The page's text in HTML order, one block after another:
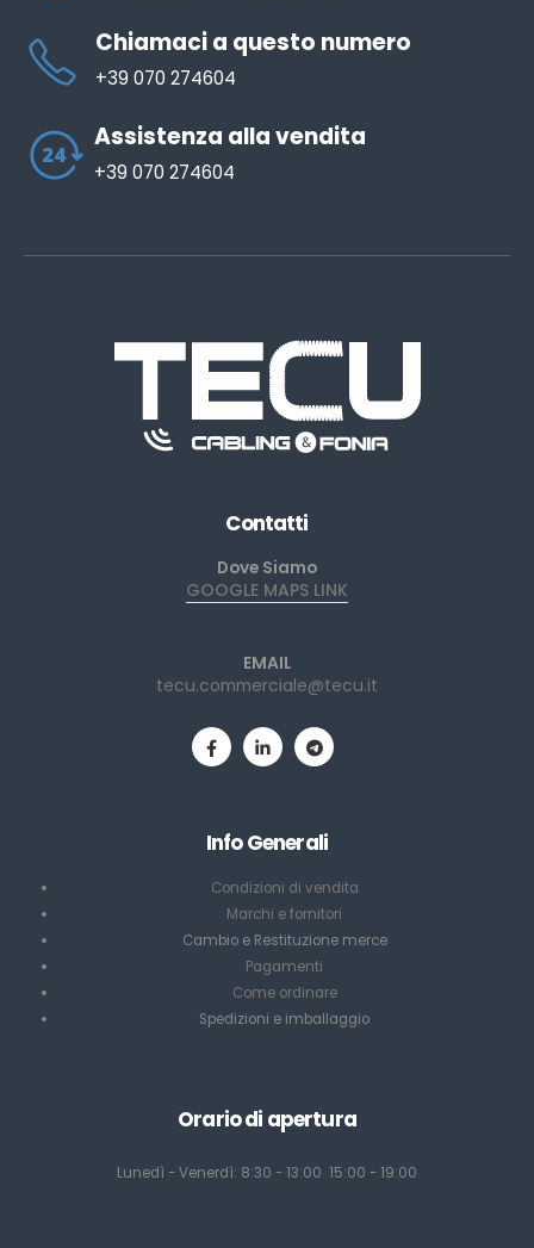
Chiamaci a questo numero
+39 070 274604
Assistenza alla vendita
+39 070 274604
Contatti
Dove Siamo
GOOGLE MAPS LINK
EMAIL
tecu.commerciale@tecu.it
Info Generali
Condizioni di vendita
Marchi e fornitori
Cambio e Restituzione merce
Pagamenti
Come ordinare
Spedizioni e imballaggio
Orario di apertura
Lunedì - Venerdì: 8:30 - 13:00 15:00 - 19:00